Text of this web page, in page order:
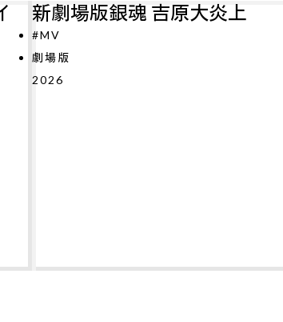
パリに咲くエトワール
#MV
劇場版
2026